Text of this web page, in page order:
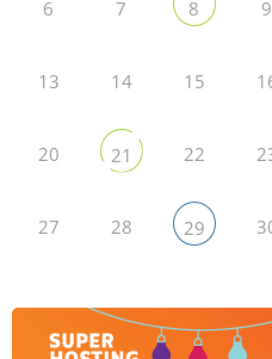
6 7 8 9
13 14 15
20 21 22
27 28 29